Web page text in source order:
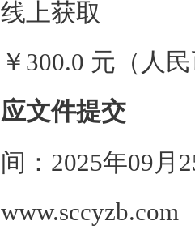
上获取
300.0 元（人
文件提交
：2025年09月